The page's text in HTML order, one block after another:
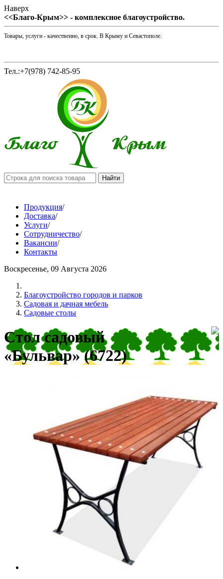
Наверх
<<Благо-Крым>> - комплексное благоустройство.
Товары, услуги - качественно, в срок. В Крыму и Севастополе.
Тел.:+7(978) 742-85-95
Продукция/
Доставка/
Услуги/
Сотрудничество/
Вакансии/
Контакты
Воскресенье, 09 Августа 2026
Благоустройство городов и парков
Садовая и дачная мебель
Садовые столы
Стол садовый
«Бульвар» (6722)